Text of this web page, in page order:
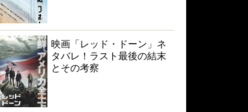
映画「レッド・ドーン」ネ
タバレ！ラスト最後の結末
とその考察